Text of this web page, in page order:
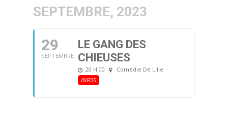
SEPTEMBRE, 2023
29
SEPTEMBRE
LE GANG DES
CHIEUSES
20 H 00
Comédie De Lille
INFOS